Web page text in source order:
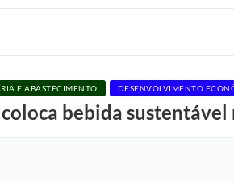
E ABASTECIMENTO DESENVOLVIMENTO
bebida